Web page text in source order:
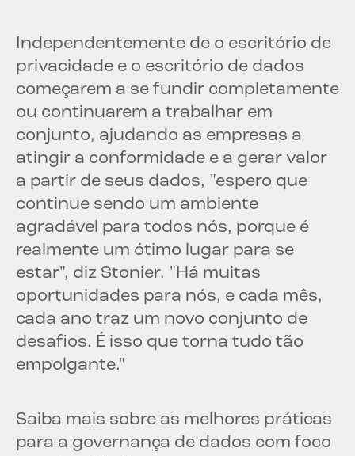
Independentemente de o escritório de
privacidade e o escritório de dados
começarem a se fundir completamente
ou continuarem a trabalhar em
conjunto, ajudando as empresas a
atingir a conformidade e a gerar valor
a partir de seus dados, "espero que
continue sendo um ambiente
agradável para todos nós, porque é
realmente um ótimo lugar para se
estar", diz Stonier. "Há muitas
oportunidades para nós, e cada mês,
cada ano traz um novo conjunto de
desafios. É isso que torna tudo tão
empolgante."
Saiba mais sobre as melhores práticas
para a governança de dados com foco